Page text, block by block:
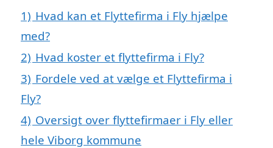
1) Hvad kan et Flyttefirma i Fly hjælpe
med?
2) Hvad koster et flyttefirma i Fly?
3) Fordele ved at vælge et Flyttefirma i
Fly?
4) Oversigt over flyttefirmaer i Fly eller
hele Viborg kommune